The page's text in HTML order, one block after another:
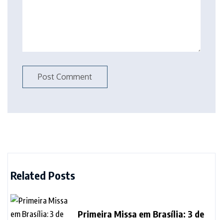
Related Posts
Primeira Missa em Brasília: 3 de